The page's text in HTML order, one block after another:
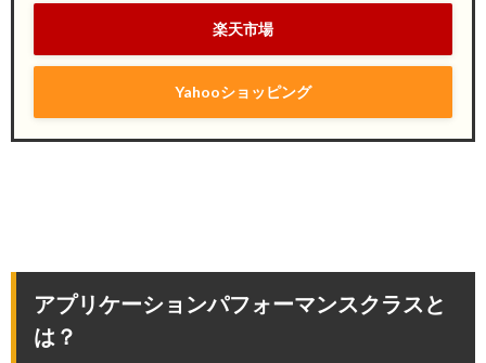
楽天市場
Yahooショッピング
アプリケーションパフォーマンスクラスと
は？